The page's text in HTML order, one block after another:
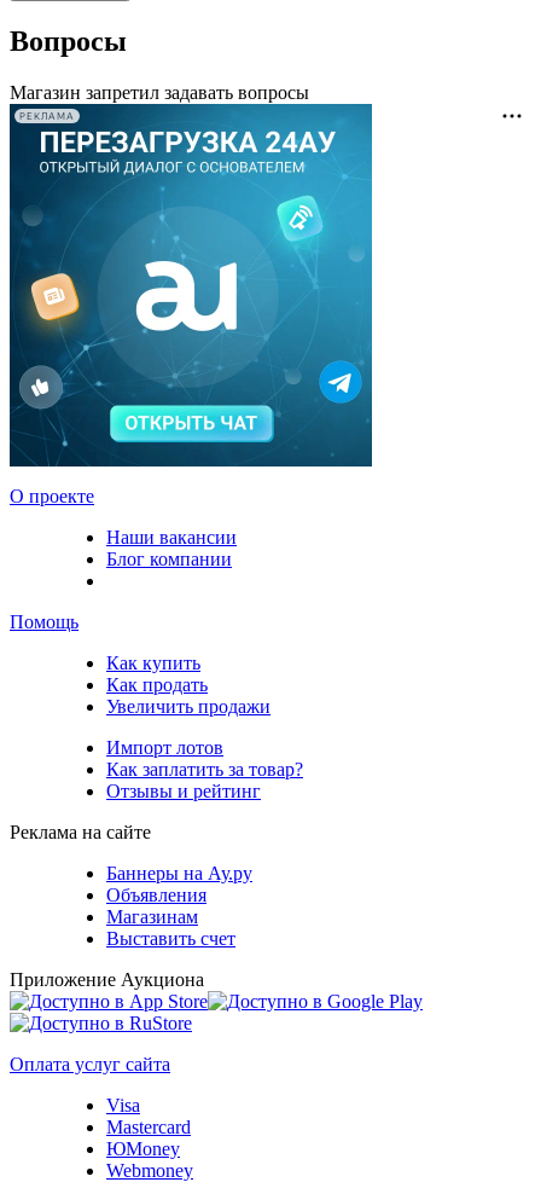
Вопросы
Магазин запретил задавать вопросы
РЕКЛАМА
О проекте
Наши вакансии
Блог компании
Помощь
Как купить
Как продать
Увеличить продажи
Импорт лотов
Как заплатить за товар?
Отзывы и рейтинг
Реклама на сайте
Баннеры на Ау.ру
Объявления
Магазинам
Выставить счет
Приложение Аукциона
Оплата услуг сайта
Visa
Mastercard
ЮMoney
Webmoney